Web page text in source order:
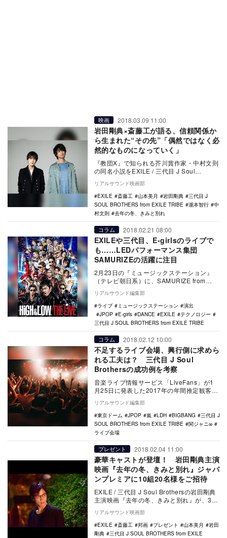
映画 2018.03.09 11:00
岩田剛典×斎藤工が語る、信頼関係か
ら生まれた“その先”「偶然ではなく必
然的なものになっていく」
『教団X』で知られる芥川賞作家・中村文則
の同名小説をEXILE / 三代目 J Soul
Brothersの岩田剛典主演で実写化…
リアルサウンド映画部
EXILE
斎藤工 山本美月 岩田剛典
三代目 J
SOUL BROTHERS from EXILE TRIBE
瀧本智行
中
村文則
去年の冬、きみと別れ
コラム 2018.02.21 08:00
EXILEや三代目、E-girlsのライブで
も……LEDパフォーマンス集団
SAMURIZEの活躍に注目
2月23日の『ミュージックステーション』
（テレビ朝日系）に、SAMURIZE from
EXILE TRIBEが出演する。 …
リアルサウンド編集部
ライブ
ミュージックステーション
演出
JPOP
E-girls DANCE EXILE
テクノロジー
三代目 J SOUL BROTHERS from EXILE TRIBE
コラム 2018.02.12 10:00
不足するライブ会場、興行側に求めら
れる工夫は？ 三代目 J Soul
Brothersの成功例を考察
音楽ライブ情報サービス「LiveFans」が1
月25日に発表した2017年の年間推定観客動
員ランキングで、三代目 J Soul …
リアルサウンド編集部
東京ドーム
JPOP 嵐 LDH BIGBANG
三代目 J
SOUL BROTHERS from EXILE TRIBE
関ジャニ∞
ライブ会場
プレゼント 2018.02.04 11:00
豪華キャストが登壇！ 岩田剛典主演
映画『去年の冬、きみと別れ』ジャパ
ンプレミアに10組20名様をご招待
EXILE / 三代目 J Soul Brothersの岩田剛典
主演映画『去年の冬、きみと別れ』が、3月
10日に公開される。 …
リアルサウンド映画部
EXILE
斎藤工 邦画 プレゼント 山本美月
岩田
剛典
三代目 J SOUL BROTHERS from EXILE